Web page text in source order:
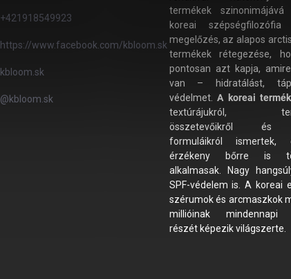
+421918549923
https://www.facebook.com/kbloom.sk
kbloom.sk
@kbloom.sk
termékek
koreai
megelőzés, az alapos
termékek rétegezése,
pontosan azt kapja,
van – hidratálást,
védelmet.A koreai
textúrájukról,
összetevőikről és
formuláikról
érzékeny bőrre is
alkalmasak. Nagy
SPF-védelem is. A koreai
szérumok és arcmaszkok
millióinak mindennapi
részét képezik világszerte.